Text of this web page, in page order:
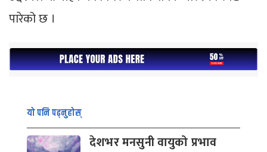
पारेको छ ।
यो पनि पढ्नुहोस्
देशभर मनसुनी वायुको प्रभाव